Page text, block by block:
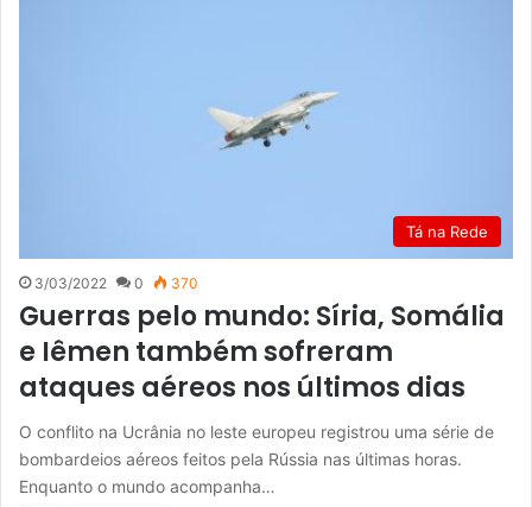
Tá na Rede
3/03/2022 0 370
Guerras pelo mundo: Síria, Somália
e Iêmen também sofreram
ataques aéreos nos últimos dias
O conflito na Ucrânia no leste europeu registrou uma série de
bombardeios aéreos feitos pela Rússia nas últimas horas.
Enquanto o mundo acompanha…